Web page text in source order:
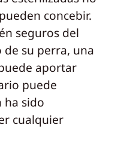
concebir.
seguros del
su perra, una
aportar
puede
ha sido
cualquier